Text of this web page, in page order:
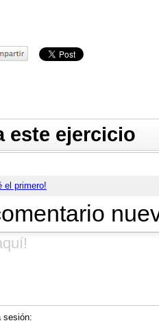
este ejercicio
el primero!
sesión: